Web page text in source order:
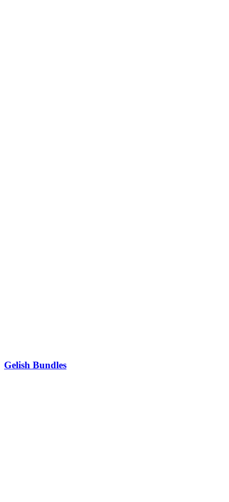
Gelish Bundles